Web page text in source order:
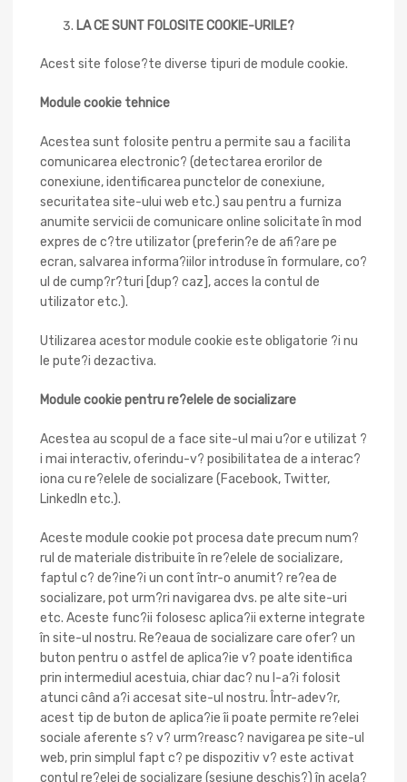
LA CE SUNT FOLOSITE COOKIE-URILE?
Acest site folose?te diverse tipuri de module cookie.
Module cookie tehnice
Acestea sunt folosite pentru a permite sau a facilita
comunicarea electronic? (detectarea erorilor de
conexiune, identificarea punctelor de conexiune,
securitatea site-ului web etc.) sau pentru a furniza
anumite servicii de comunicare online solicitate în mod
expres de c?tre utilizator (preferin?e de afi?are pe
ecran, salvarea informa?iilor introduse în formulare, co?
ul de cump?r?turi [dup? caz], acces la contul de
utilizator etc.).
Utilizarea acestor module cookie este obligatorie ?i nu
le pute?i dezactiva.
Module cookie pentru re?elele de socializare
Acestea au scopul de a face site-ul mai u?or e utilizat ?
i mai interactiv, oferindu-v? posibilitatea de a interac?
iona cu re?elele de socializare (Facebook, Twitter,
LinkedIn etc.).
Aceste module cookie pot procesa date precum num?
rul de materiale distribuite în re?elele de socializare,
faptul c? de?ine?i un cont într-o anumit? re?ea de
socializare, pot urm?ri navigarea dvs. pe alte site-uri
etc. Aceste func?ii folosesc aplica?ii externe integrate
în site-ul nostru. Re?eaua de socializare care ofer? un
buton pentru o astfel de aplica?ie v? poate identifica
prin intermediul acestuia, chiar dac? nu l-a?i folosit
atunci când a?i accesat site-ul nostru. Într-adev?r,
acest tip de buton de aplica?ie îi poate permite re?elei
sociale aferente s? v? urm?reasc? navigarea pe site-ul
web, prin simplul fapt c? pe dispozitiv v? este activat
contul re?elei de socializare (sesiune deschis?) în acela?